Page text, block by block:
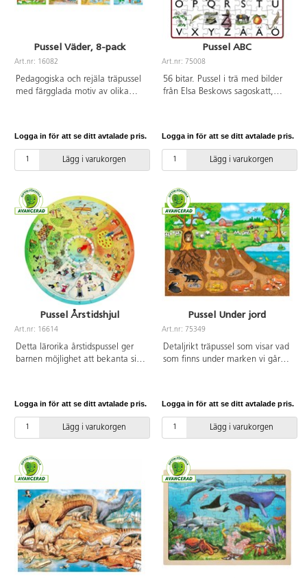
Pussel Väder, 8-pack
Art.nr: 16082
Pedagogiska och rejäla träpussel
med färgglada motiv av olika
9, 12, 15 resp. 18 bitar. Av FSC-
märkt trä. PVC-fri. Från 3 år.
Logga in för att se ditt avtalade pris.
Lägg i varukorgen
Pussel ABC
Art.nr: 75008
56 bitar. Pussel i trä med bilder
från Elsa Beskows sagoskatt,
4 år.
Logga in för att se ditt avtalade pris.
Lägg i varukorgen
Pussel Årstidshjul
Art.nr: 16614
Detta lärorika årstidspussel ger
barnen möjlighet att bekanta sig
trä som kan pusslas av flera
personer samtidigt. PVC-fri. Från
Logga in för att se ditt avtalade pris.
Lägg i varukorgen
Pussel Under jord
Art.nr: 75349
Detaljrikt träpussel som visar vad
som finns under marken vi går
Logga in för att se ditt avtalade pris.
Lägg i varukorgen